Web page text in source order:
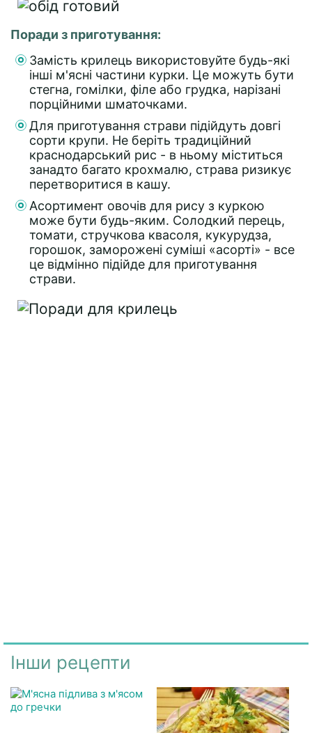
Поради з приготування:
Замість крилець використовуйте будь-які
інші м'ясні частини курки. Це можуть бути
стегна, гомілки, філе або грудка, нарізані
порційними шматочками.
Для приготування страви підійдуть довгі
сорти крупи. Не беріть традиційний
краснодарський рис - в ньому міститься
занадто багато крохмалю, страва ризикує
перетворитися в кашу.
Асортимент овочів для рису з куркою
може бути будь-яким. Солодкий перець,
томати, стручкова квасоля, кукурудза,
горошок, заморожені суміші «асорті» - все
це відмінно підійде для приготування
страви.
Інши рецепти